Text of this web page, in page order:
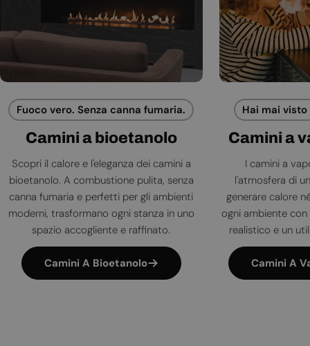
Fuoco vero. Senza canna fumaria.
Camini a bioetanolo
Scopri il calore e l'eleganza dei camini a
bioetanolo. A combustione pulita, senza
canna fumaria e perfetti per gli ambienti
moderni, trasformano ogni stanza in uno
spazio accogliente e raffinato.
Camini A Bioetanolo
Hai mai
Camini a
I camini a
l'atmosfera di
generare calore
ogni ambiente
realistico e un
Camini A